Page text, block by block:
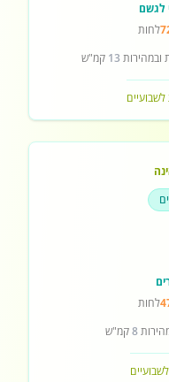
לגשם
לחות
ובמהירות 13 קמ"ש
לחות
8קמ"ש